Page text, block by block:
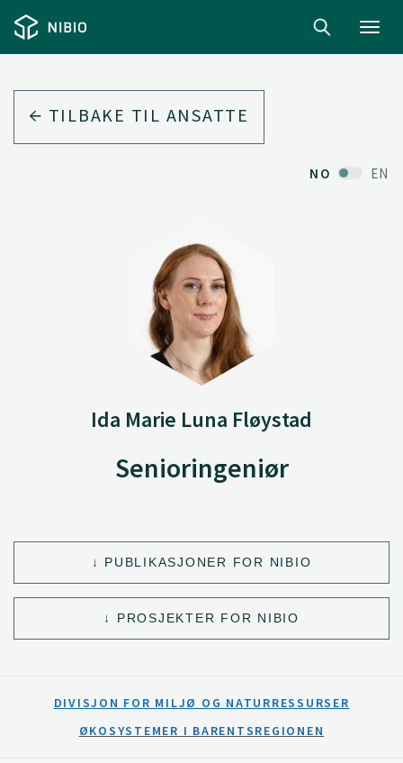
TILBAKE TIL ANSATTE
NO EN
Ida Marie Luna Fløystad
Senioringeniør
PUBLIKASJONER FOR NIBIO
PROSJEKTER FOR NIBIO
DIVISJON FOR MILJØ OG NATURRESSURSER
ØKOSYSTEMER I BARENTSREGIONEN